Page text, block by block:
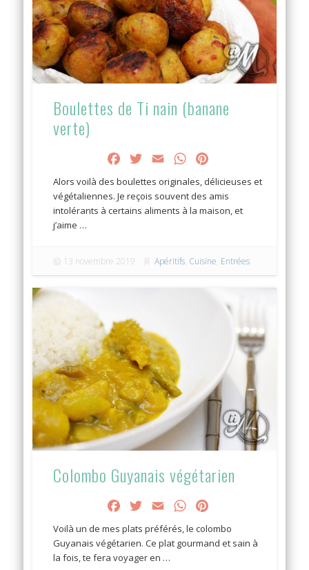
Boulettes de Ti nain (banane
verte)
FacebookTwitter
Email WhatsApp
Alors voilà des boulettes originales, délicieuses et
végétaliennes. Je reçois souvent des amis
intolérants à certains aliments à la maison, et
j’aime …
13 novembre 2019 Apéritifs, Cuisine, Entrées
Colombo Guyanais végétarien
FacebookTwitter
Email WhatsApp
Voilà un de mes plats préférés, le colombo
Guyanais végétarien. Ce plat gourmand et sain à
la fois, te fera voyager en …